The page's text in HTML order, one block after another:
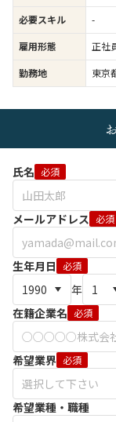
必要スキル
-
雇用形態
正社
勤務地
東京
氏名 必須
メールアドレス 必須
生年月日 必須
年
在籍企業名 必須
希望業界 必須
希望業種・職種